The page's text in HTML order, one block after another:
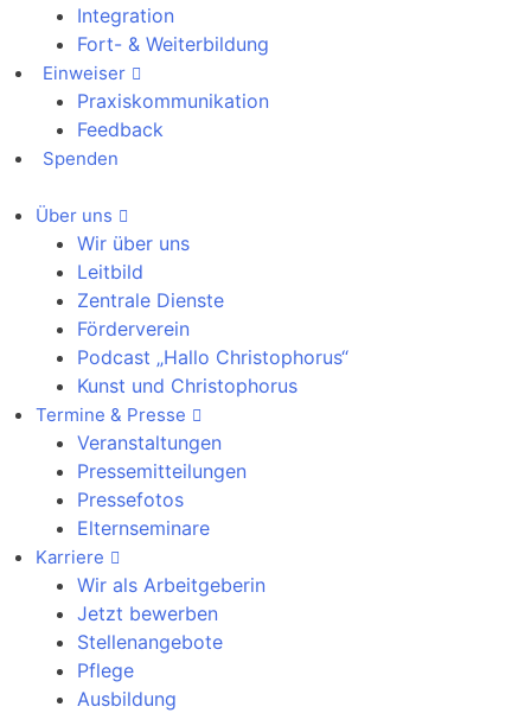
Integration
Fort- & Weiterbildung
Einweiser
Praxiskommunikation
Feedback
Spenden
Über uns
Wir über uns
Leitbild
Zentrale Dienste
Förderverein
Podcast „Hallo Christophorus“
Kunst und Christophorus
Termine & Presse
Veranstaltungen
Pressemitteilungen
Pressefotos
Elternseminare
Karriere
Wir als Arbeitgeberin
Jetzt bewerben
Stellenangebote
Pflege
Ausbildung